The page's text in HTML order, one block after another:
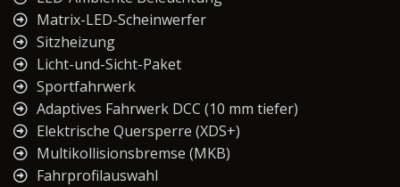
Matrix-LED-Scheinwerfer
Sitzheizung
Licht-und-Sicht-Paket
Sportfahrwerk
Adaptives Fahrwerk DCC (10 mm tiefer)
Elektrische Quersperre (XDS+)
Multikollisionsbremse (MKB)
Fahrprofilauswahl